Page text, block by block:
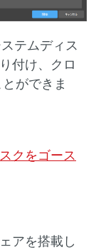
テムディス
付け、クロ
ができま
クをゴース
アを搭載し